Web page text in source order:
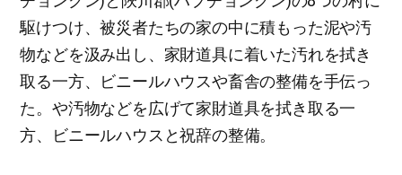
駆けつけ、被災者たちの家の中に積もった泥や汚
物などを汲み出し、家財道具に着いた汚れを拭き
取る一方、ビニールハウスや畜舎の整備を手伝っ
た。や汚物などを広げて家財道具を拭き取る一
方、ビニールハウスと祝辞の整備。